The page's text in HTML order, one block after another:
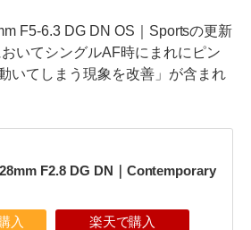
F5-6.3 DG DN OS｜Sportsの更新
いてシングルAF時にまれにピン
いてしまう現象を改善」が含まれ
F2.8 DG DN｜Contemporary
入 楽天で購入